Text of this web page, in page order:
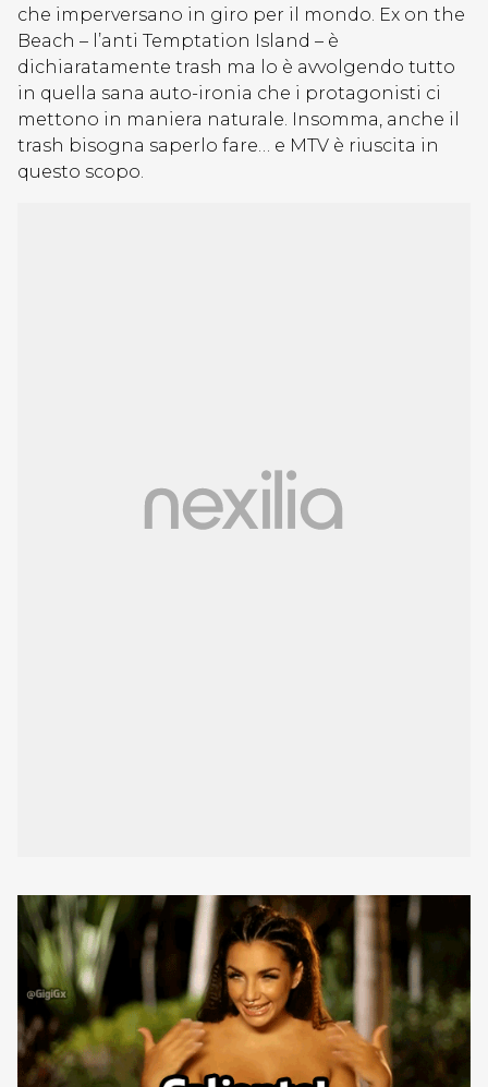
che imperversano in giro per il mondo. Ex on the
Beach – l’anti Temptation Island – è
dichiaratamente trash ma lo è avvolgendo tutto
in quella sana auto-ironia che i protagonisti ci
mettono in maniera naturale. Insomma, anche il
trash bisogna saperlo fare… e MTV è riuscita in
questo scopo.